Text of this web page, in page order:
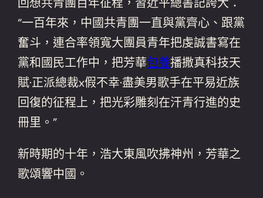
“一百年來，中國共青團一直與黨齊心、跟黨
奮斗，連合率領寬大團員青年把虔誠書寫在
黨和國民工作中，把芳華包養播撒真科技天
賦·正派總裁x假不幸·盡美男歌手在平易近族
回復的征程上，把光彩雕刻在汗青行進的史
冊里。”
新時期的十年，浩大東風吹拂神州，芳華之
歌頌響中國。